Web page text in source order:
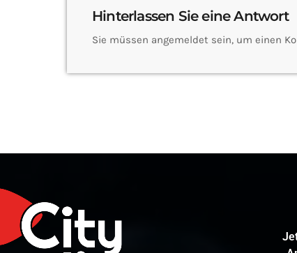
Hinterlassen Sie eine Antwort
Sie müssen angemeldet sein, um einen